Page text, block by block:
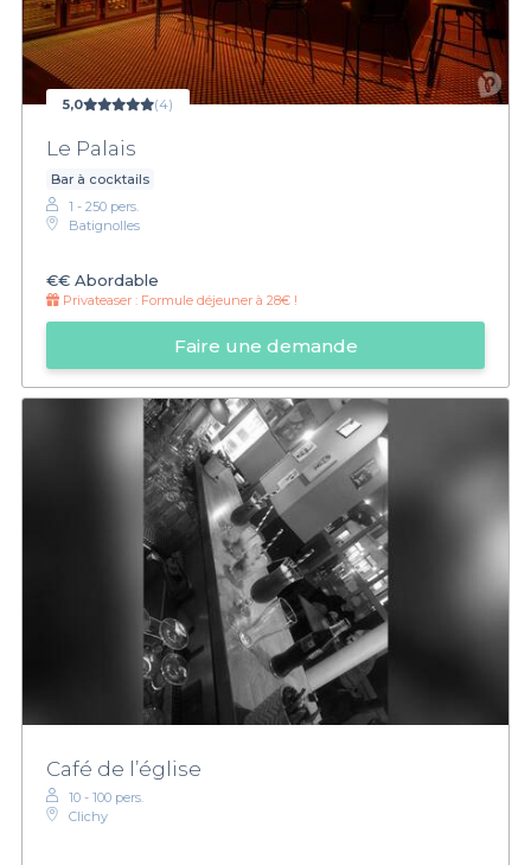
5,0 (4)
Le Palais
Bar à cocktails
1 - 250 pers.
Batignolles
€€ Abordable
Privateaser : Formule déjeuner à 28€ !
Faire une demande
Café de l’église
10 - 100 pers.
Clichy